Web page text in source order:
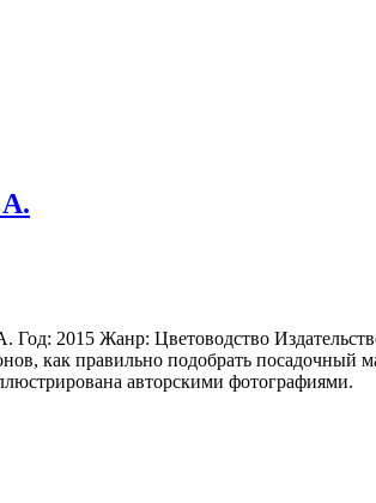
2015 Жанр: Цветоводство
как правильно подобрать
авторскими фотографиями.